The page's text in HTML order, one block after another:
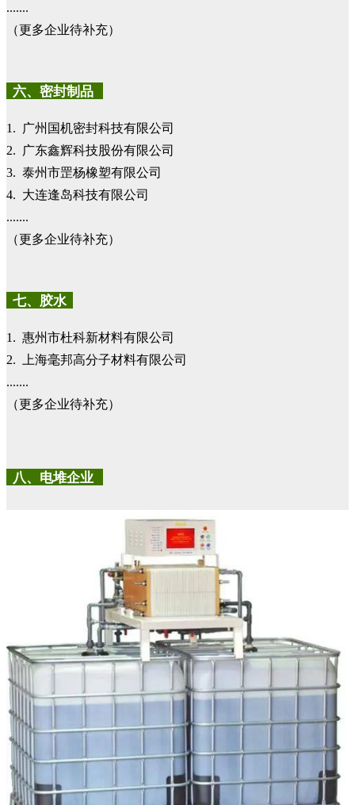
.......
（更多企业待补充）
六、密封制品
1. 广州国机密封科技有限公司
2. 广东鑫辉科技股份有限公司
3. 泰州市罡杨橡塑有限公司
4. 大连逢岛科技有限公司
.......
（更多企业待补充）
七、胶水
1. 惠州市杜科新材料有限公司
2. 上海毫邦高分子材料有限公司
.......
（更多企业待补充）
八、电堆企业